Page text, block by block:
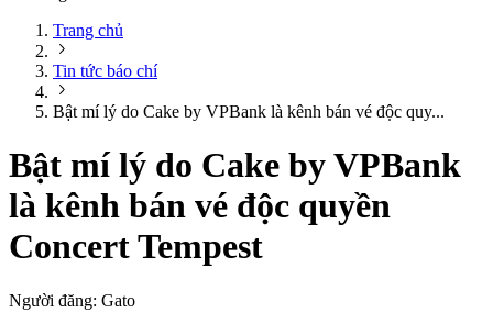
Trang chủ
Tin tức báo chí
Bật mí lý do Cake by VPBank là kênh bán vé độc quy...
Bật mí lý do Cake by VPBank
là kênh bán vé độc quyền
Concert Tempest
Người đăng: Gato